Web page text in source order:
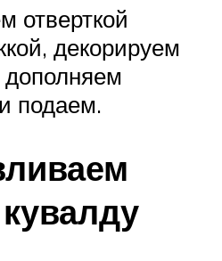
отверткой
декорируем
подаем.